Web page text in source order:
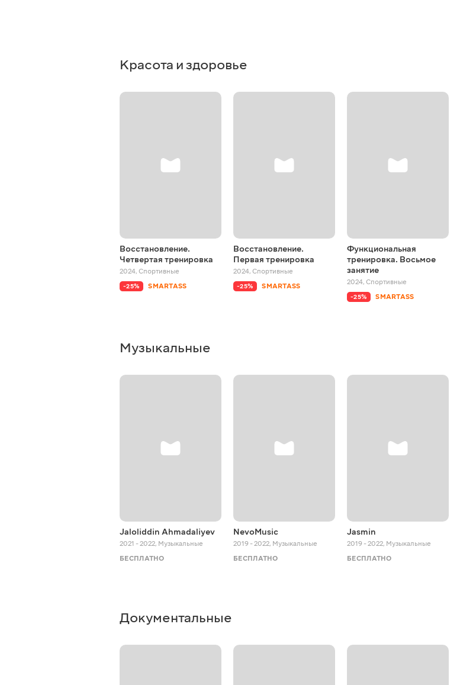
Красота и здоровье
Восстановление.
Четвертая тренировка
2024, Спортивные
-25% SMARTASS
Восстановление.
Первая тренировка
2024, Спортивные
-25% SMARTASS
Функциональная
тренировка. Восьмое
занятие
2024, Спортивные
-25% SMARTASS
Музыкальные
Jaloliddin Ahmadaliyev
2021 - 2022, Музыкальные
БЕСПЛАТНО
NevoMusic
2019 - 2022, Музыкальные
БЕСПЛАТНО
Jasmin
2019 - 2022, Музыкальные
БЕСПЛАТНО
Документальные